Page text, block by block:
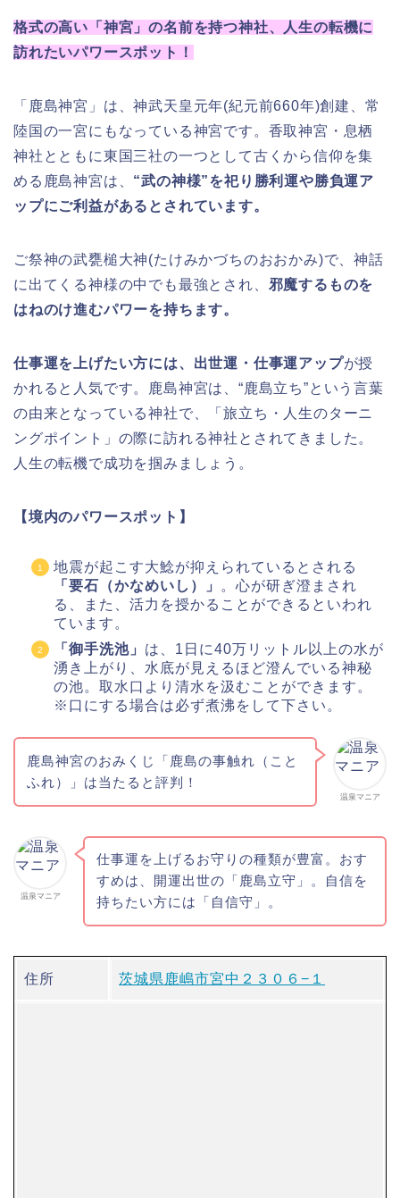
格式の高い「神宮」の名前を持つ神社、人生の転機に
訪れたいパワースポット！
「鹿島神宮」は、神武天皇元年(紀元前660年)創建、常
陸国の一宮にもなっている神宮です。香取神宮・息栖
神社とともに東国三社の一つとして古くから信仰を集
める鹿島神宮は、 “武の神様”を祀り勝利運や勝負運ア
ップにご利益があるとされています。
ご祭神の武甕槌大神(たけみかづちのおおかみ)で、神話
に出てくる神様の中でも最強とされ、 邪魔するものを
はねのけ進むパワーを持ちます。
仕事運を上げたい方には、出世運・仕事運アップが授
かれると人気です。鹿島神宮は、“鹿島立ち”という言葉
の由来となっている神社で、「旅立ち・人生のターニ
ングポイント」の際に訪れる神社とされてきました。
人生の転機で成功を掴みましょう。
【境内のパワースポット】
地震が起こす大鯰が抑えられているとされる
「要石（かなめいし）」
。心が研ぎ澄まされ
る、また、活力を授かることができるといわれ
ています。
「御手洗池」 は、1日に40万リットル以上の水が
湧き上がり、水底が見えるほど澄んでいる神秘
の池。取水口より清水を汲むことができます。
※口にする場合は必ず煮沸をして下さい。
温泉マニア
鹿島神宮のおみくじ「鹿島の事触れ（こと
ふれ）」は当たると評判！
温泉マニア
仕事運を上げるお守りの種類が豊富。おす
すめは、開運出世の「鹿島立守」。自信を
持ちたい方には「自信守」。
住所 茨城県鹿嶋市宮中２３０６−１